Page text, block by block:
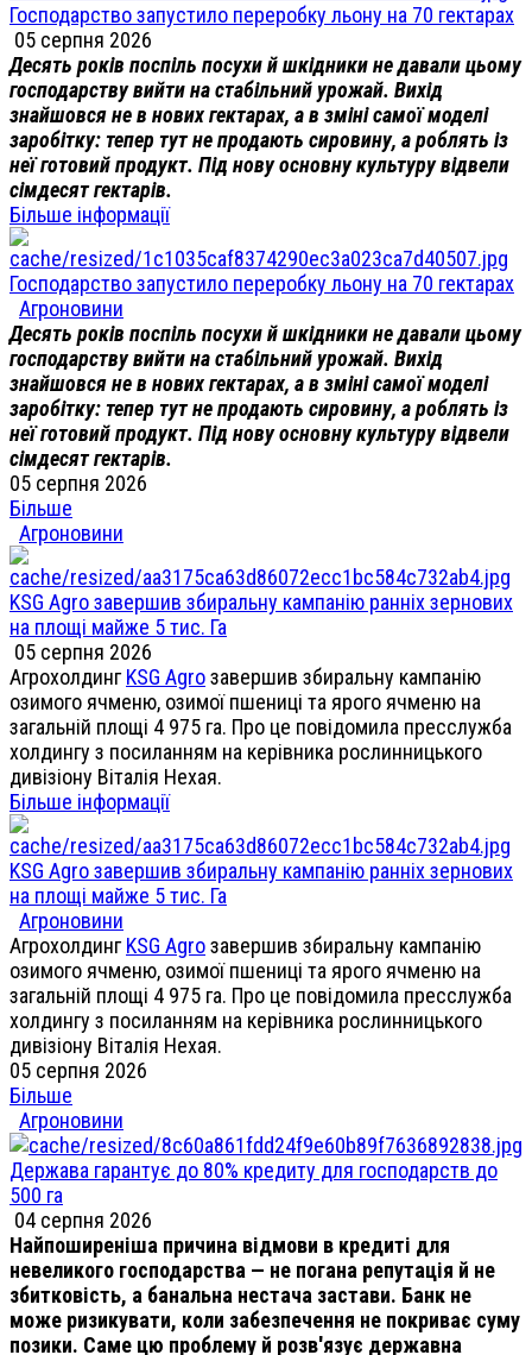
Господарство запустило переробку льону на 70 гектарах
05 серпня 2026
Десять років поспіль посухи й шкідники не давали цьому
господарству вийти на стабільний урожай. Вихід
знайшовся не в нових гектарах, а в зміні самої моделі
заробітку: тепер тут не продають сировину, а роблять із
неї готовий продукт. Під нову основну культуру відвели
сімдесят гектарів.
Більше інформації
Господарство запустило переробку льону на 70 гектарах
Агроновини
Десять років поспіль посухи й шкідники не давали цьому
господарству вийти на стабільний урожай. Вихід
знайшовся не в нових гектарах, а в зміні самої моделі
заробітку: тепер тут не продають сировину, а роблять із
неї готовий продукт. Під нову основну культуру відвели
сімдесят гектарів.
05 серпня 2026
Більше
Агроновини
KSG Agro завершив збиральну кампанію ранніх зернових
на площі майже 5 тис. Га
05 серпня 2026
АгрохолдингKSG Agroзавершив збиральну кампанію
озимого ячменю, озимої пшениці та ярого ячменю на
загальній площі 4 975 га. Про це повідомила пресслужба
холдингу з посиланням на керівника рослинницького
дивізіону Віталія Нехая.
Більше інформації
KSG Agro завершив збиральну кампанію ранніх зернових
на площі майже 5 тис. Га
Агроновини
АгрохолдингKSG Agroзавершив збиральну кампанію
озимого ячменю, озимої пшениці та ярого ячменю на
загальній площі 4 975 га. Про це повідомила пресслужба
холдингу з посиланням на керівника рослинницького
дивізіону Віталія Нехая.
05 серпня 2026
Більше
Агроновини
Держава гарантує до 80% кредиту для господарств до
500 га
04 серпня 2026
Найпоширеніша причина відмови в кредиті для
невеликого господарства — не погана репутація й не
збитковість, а банальна нестача застави. Банк не
може ризикувати, коли забезпечення не покриває суму
позики. Саме цю проблему й розв'язує державна